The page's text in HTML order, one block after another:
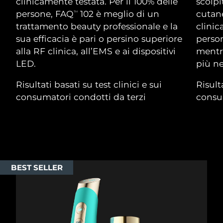
persone, FAQTM
102 è meglio di un
trattamento beauty professionale e la
sua efficacia è pari o persino superiore
alla RF clinica, all’EMS e ai dispositivi
LED.
Risultati basati su test clinici e sui
consumatori condotti da terzi
più
BEST SELLER
For healthy hair
18% PAP
Cosmetici Uomini
Israele Consegna stimata 8/13/26
Italia Consegna stimata 8/9/26
Giappone Consegna stimata 8/12/26
Jersey Consegna stimata 8/14/26
Libano